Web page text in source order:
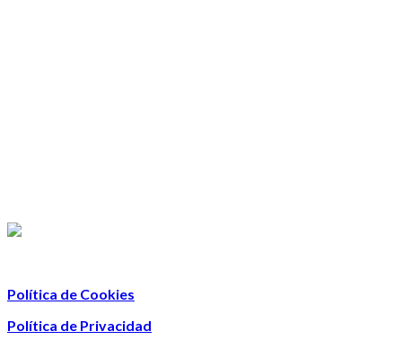
Política de Cookies
Política de Privacidad